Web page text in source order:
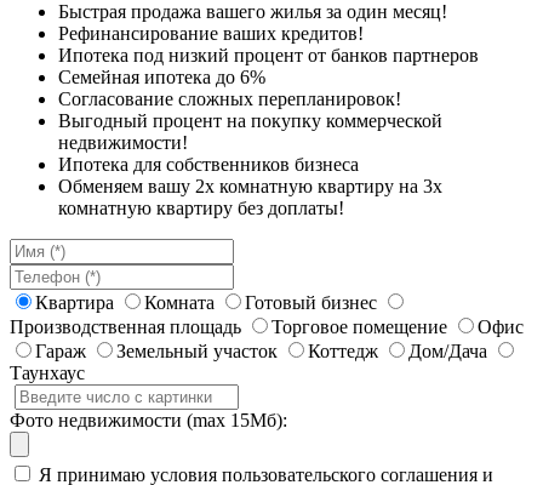
Быстрая продажа вашего жилья за один месяц!
Рефинансирование ваших кредитов!
Ипотека под низкий процент от банков партнеров
Семейная ипотека до 6%
Согласование сложных перепланировок!
Выгодный процент на покупку коммерческой
недвижимости!
Ипотека для собственников бизнеса
Обменяем вашу 2х комнатную квартиру на 3х
комнатную квартиру без доплаты!
Квартира Комната
Готовый бизнес
Производственная площадь
Торговое помещение
Офис
Гараж
Земельный участок Коттедж
Дом/Дача
Таунхаус
Фото недвижимости (max 15Мб):
Я принимаю условия пользовательского соглашения и